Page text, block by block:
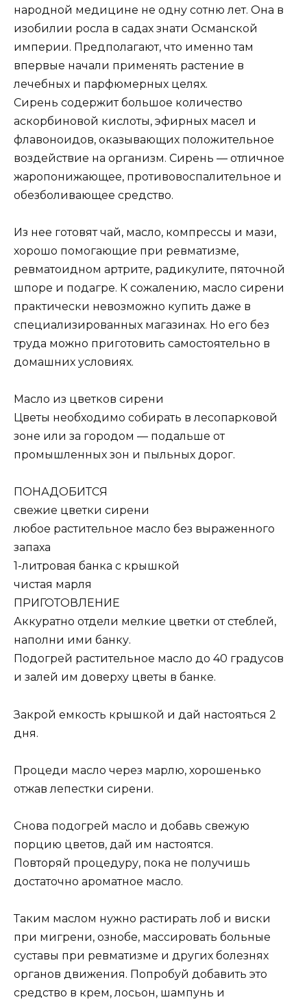
народной медицине не одну сотню лет. Она в
изобилии росла в садах знати Османской
империи. Предполагают, что именно там
впервые начали применять растение в
лечебных и парфюмерных целях.
Сирень содержит большое количество
аскорбиновой кислоты, эфирных масел и
флавоноидов, оказывающих положительное
воздействие на организм. Сирень — отличное
жаропонижающее, противовоспалительное и
обезболивающее средство.
Из нее готовят чай, масло, компрессы и мази,
хорошо помогающие при ревматизме,
ревматоидном артрите, радикулите, пяточной
шпоре и подагре. К сожалению, масло сирени
практически невозможно купить даже в
специализированных магазинах. Но его без
труда можно приготовить самостоятельно в
домашних условиях.
Масло из цветков сирени
Цветы необходимо собирать в лесопарковой
зоне или за городом — подальше от
промышленных зон и пыльных дорог.
ПОНАДОБИТСЯ
свежие цветки сирени
любое растительное масло без выраженного
запаха
1-литровая банка с крышкой
чистая марля
ПРИГОТОВЛЕНИЕ
Аккуратно отдели мелкие цветки от стеблей,
наполни ими банку.
Подогрей растительное масло до 40 градусов
и залей им доверху цветы в банке.
Закрой емкость крышкой и дай настояться 2
дня.
Процеди масло через марлю, хорошенько
отжав лепестки сирени.
Снова подогрей масло и добавь свежую
порцию цветов, дай им настоятся.
Повторяй процедуру, пока не получишь
достаточно ароматное масло.
Таким маслом нужно растирать лоб и виски
при мигрени, ознобе, массировать больные
суставы при ревматизме и других болезнях
органов движения. Попробуй добавить это
средство в крем, лосьон, шампунь и